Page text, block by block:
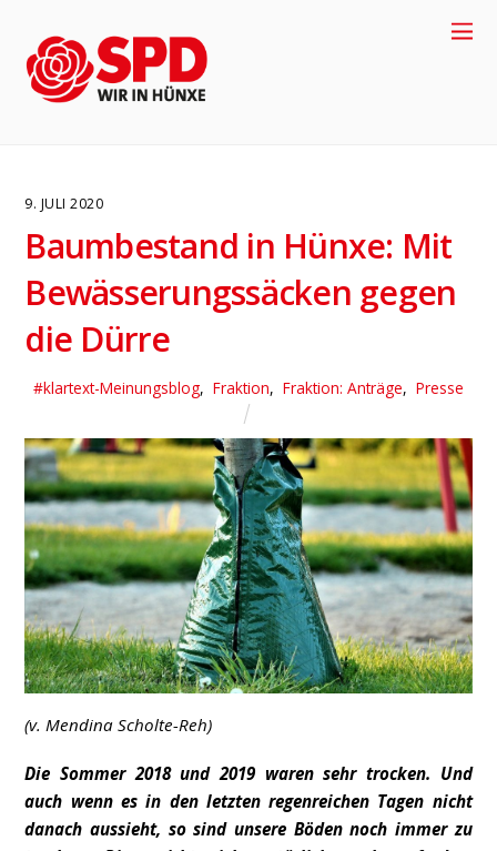
9. JULI 2020
Baumbestand in Hünxe: Mit
Bewässerungssäcken gegen
die Dürre
#klartext-Meinungsblog, Fraktion, Fraktion: Anträge, Presse
(v. Mendina Scholte-Reh)
Die Sommer 2018 und 2019 waren sehr trocken. Und
auch wenn es in den letzten regenreichen Tagen nicht
danach aussieht, so sind unsere Böden noch immer zu